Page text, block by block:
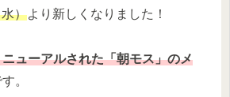
）より新しくなりました！
ニューアルされた「朝モス」のメ
。